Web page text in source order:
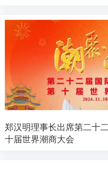
郑汉明理事长出席第二十
十届世界潮商大会